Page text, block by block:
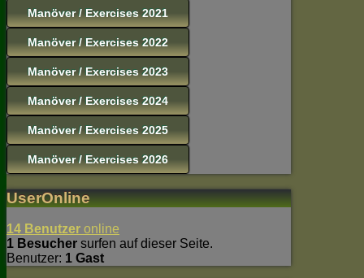
Manöver / Exercises 2021
Manöver / Exercises 2022
Manöver / Exercises 2023
Manöver / Exercises 2024
Manöver / Exercises 2025
Manöver / Exercises 2026
UserOnline
14 Benutzer online
1 Besucher surfen auf dieser Seite.
Benutzer: 1 Gast